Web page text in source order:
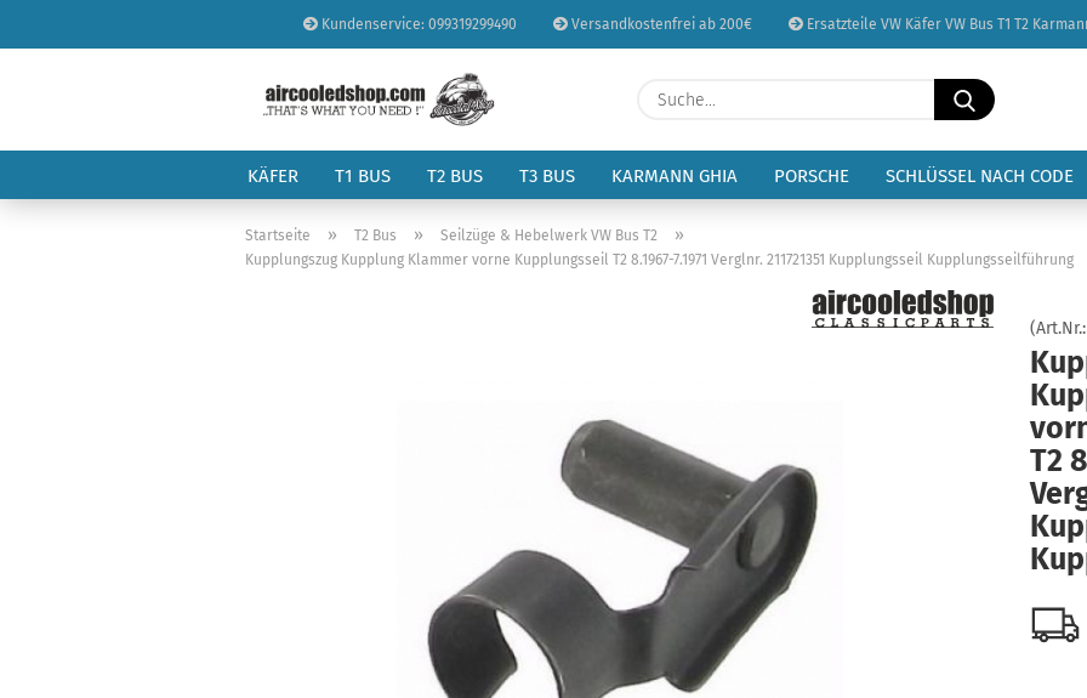
Kundenservice: 099319299490 Versandkostenfrei ab 200€ Ersatzteile VW Käfer VW Bus T1 T2
Sprache auswählen
Lieferland
Konto erstellen
Passwort
Suche...
KÄFER T1 BUS T2 BUS T3 BUS KARMANN GHIA PORSCHE SCHLÜSSEL NACH CODE
Startseite » T2 Bus » Seilzüge & Hebelwerk VW Bus T2 »
Kupplungszug Kupplung Klammer vorne Kupplungsseil T2 8.1967-7.1971 Verglnr. 211721351 Kupplungsseil Kupplungsseilführung
(Art.Nr.:
T2